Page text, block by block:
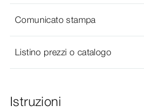
Comunicato stampa
Listino prezzi o catalogo
Istruzioni